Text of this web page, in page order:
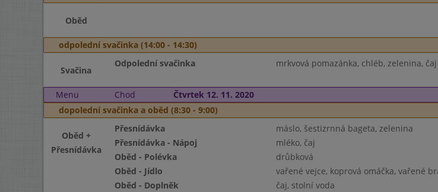
Oběd
odpolední svačinka (14:00 - 14:30)
Svačina
Odpolední svačinka mrkvová pomazánka, chléb, zelenina, čaj
Menu Chod Čtvrtek 12. 11. 2020
dopolední svačinka a oběd (8:30 - 9:00)
Oběd +
Přesnídávka
Přesnídávka máslo, šestizrnná bageta, zelenina
Přesnídávka - Nápoj
mléko, čaj
Oběd - Polévka
drůbková
Oběd - Jídlo
vařené vejce, koprová omáčka, vařené
Oběd - Doplněk
čaj, stolní voda